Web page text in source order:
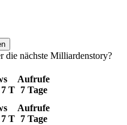
die nächste Milliardenstory?
7 T
Aufrufe
7 Tage
7 T
Aufrufe
7 Tage